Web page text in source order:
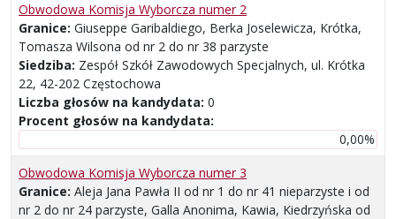
Obwodowa Komisja Wyborcza numer 2
Granice: Giuseppe Garibaldiego, Berka Joselewicza, Krótka,
Tomasza Wilsona od nr 2 do nr 38 parzyste
Siedziba: Zespół Szkół Zawodowych Specjalnych, ul. Krótka
22, 42-202 Częstochowa
Liczba głosów na kandydata: 0
Procent głosów na kandydata:
0,00%
Obwodowa Komisja Wyborcza numer 3
Granice: Aleja Jana Pawła II od nr 1 do nr 41 nieparzyste i od
nr 2 do nr 24 parzyste, Galla Anonima, Kawia, Kiedrzyńska od